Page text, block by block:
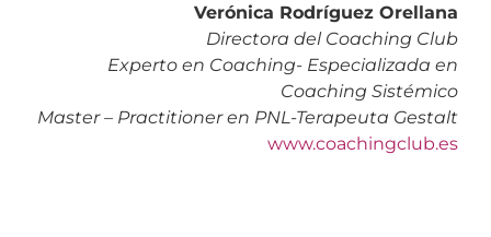
Verónica Rodríguez Orellana
Directora del Coaching Club
Experto en Coaching- Especializada en
Coaching Sistémico
Master – Practitioner en PNL-Terapeuta Gestalt
www.coachingclub.es